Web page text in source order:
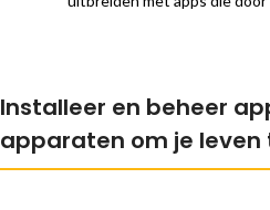
Installeer en beheer
apparaten om je